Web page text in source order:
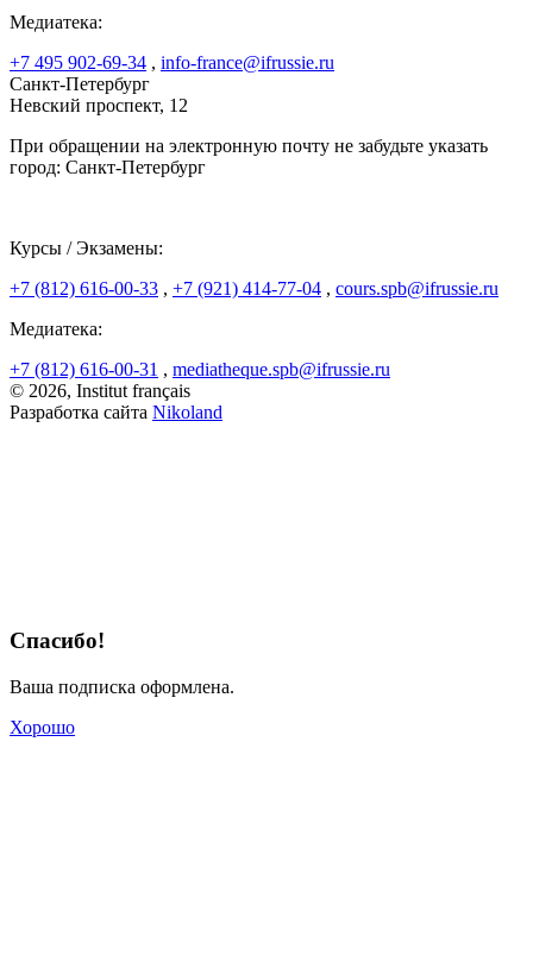
Медиатека:
+7 495 902-69-34 , info-france@ifrussie.ru
Санкт-Петербург
Невский проспект, 12
При обращении на электронную почту не забудьте указать
город: Санкт-Петербург
Курсы / Экзамены:
+7 (812) 616-00-33 , +7 (921) 414-77-04 , cours.spb@ifrussie.ru
Медиатека:
+7 (812) 616-00-31 , mediatheque.spb@ifrussie.ru
© 2026, Institut français
Разработка сайта Nikoland
Спасибо!
Ваша подписка оформлена.
Хорошо